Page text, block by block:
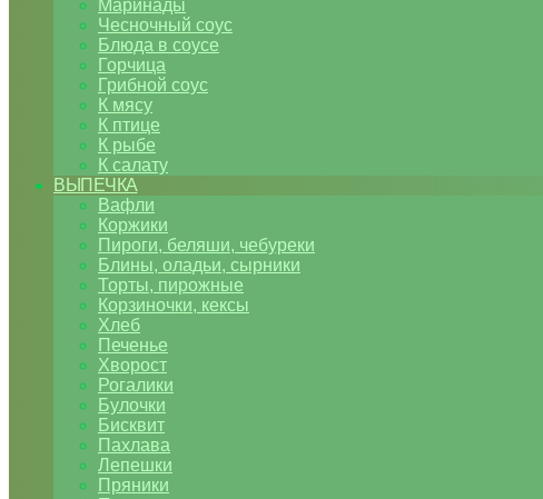
Маринады
Чесночный соус
Блюда в соусе
Горчица
Грибной соус
К мясу
К птице
К рыбе
К салату
ВЫПЕЧКА
Вафли
Коржики
Пироги, беляши, чебуреки
Блины, оладьи, сырники
Торты, пирожные
Корзиночки, кексы
Хлеб
Печенье
Хворост
Рогалики
Булочки
Бисквит
Пахлава
Лепешки
Пряники